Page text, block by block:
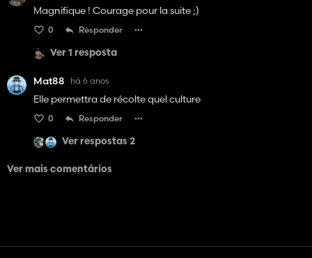
Magnifique ! Courage pour la suite ;)
0 Responder
Ver 1 resposta
Mat88 há 6 anos
Elle permettra de récolte quel culture
0 Responder
Ver respostas 2
Ver mais comentários